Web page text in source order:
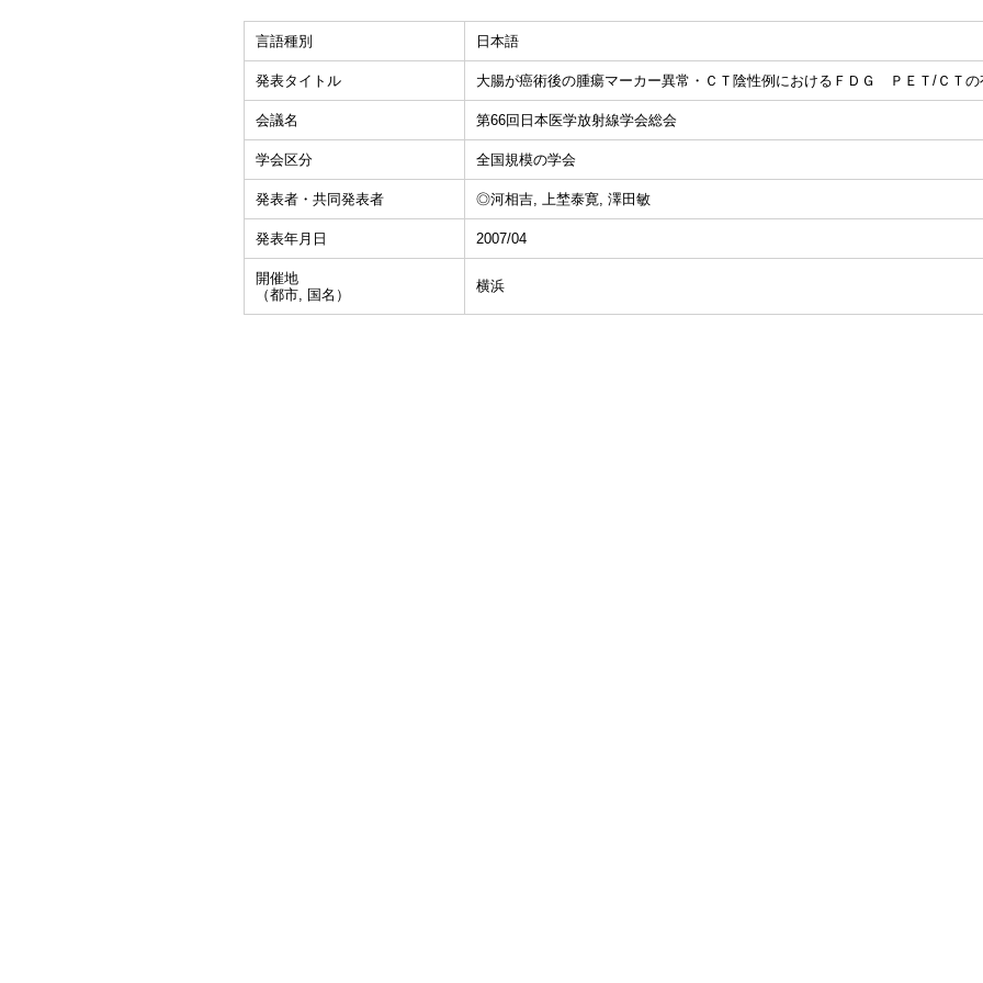
言語種別 日本語
発表タイトル 大腸が癌術後の腫瘍マーカー異常・ＣＴ陰性例におけるＦＤＧ ＰＥＴ/ＣＴの
会議名 第66回日本医学放射線学会総会
学会区分 全国規模の学会
発表者・共同発表者 ◎河相吉, 上埜泰寛, 澤田敏
発表年月日 2007/04
開催地
（都市, 国名）
横浜